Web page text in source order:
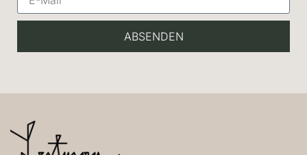
ABSENDEN